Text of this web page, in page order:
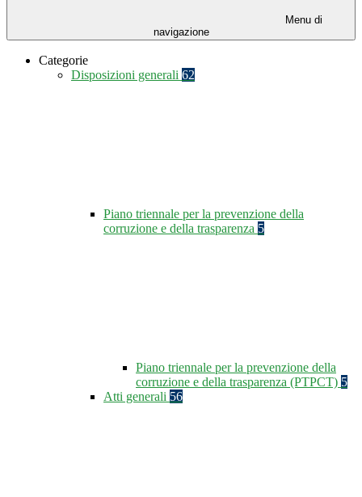
Menu di
navigazione
Categorie
Disposizioni generali 62
Piano triennale per la prevenzione della
corruzione e della trasparenza 5
Piano triennale per la prevenzione della
corruzione e della trasparenza (PTPCT) 5
Atti generali 56